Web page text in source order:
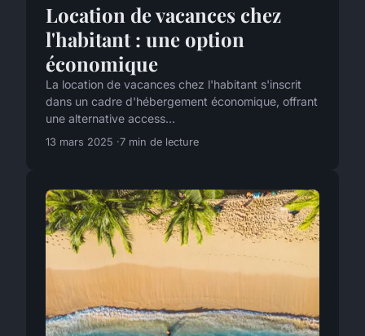
Location de vacances chez
l'habitant : une option
économique
La location de vacances chez l'habitant s'inscrit
dans un cadre d'hébergement économique, offrant
une alternative access...
13 mars 2025 7 min de lecture